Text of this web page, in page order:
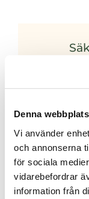
Denna
Vi använder
och annonserna
för sociala
vidarebefordrar
information från
När ett
solljuset
sig över
trädets hälsa
dock viktigt